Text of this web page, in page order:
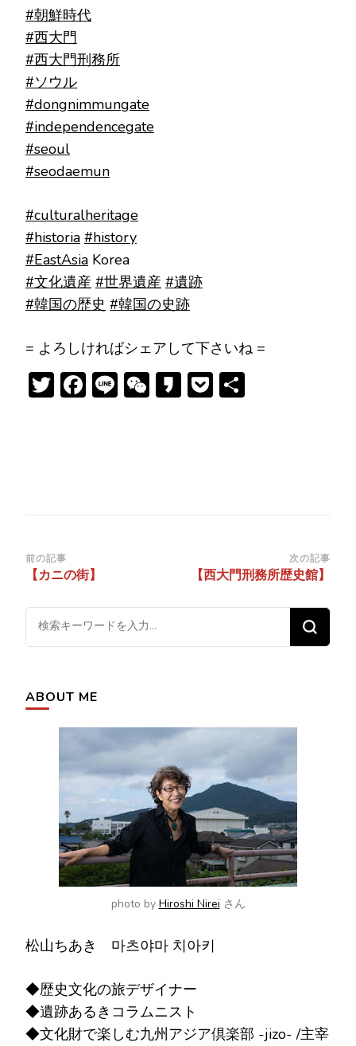
#朝鮮時代
#西大門
#西大門刑務所
#ソウル
#dongnimmungate
#independencegate
#seoul
#seodaemun
#culturalheritage
#historia #history
#EastAsia Korea
#文化遺産 #世界遺産 #遺跡
#韓国の歴史 #韓国の史跡
= よろしければシェアして下さいね =
Twitter
Facebook
LineWeChat
KakaoPocket
投
稿
ナ
ビ
ゲ
シ
ョ
前の記事
【カニの街】
次の記事
【西大門刑務所歴史館】
に
探
ABOUT ME
photo by Hiroshi Nirei さん
松山ちあき 마츠야마 치아키
◆歴史文化の旅デザイナー
◆遺跡あるきコラムニスト
◆文化財で楽しむ九州アジア倶楽部 -jizo- /主宰